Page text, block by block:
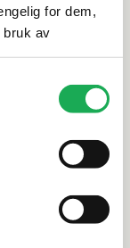
for dem,
bruk av
LINN BAD